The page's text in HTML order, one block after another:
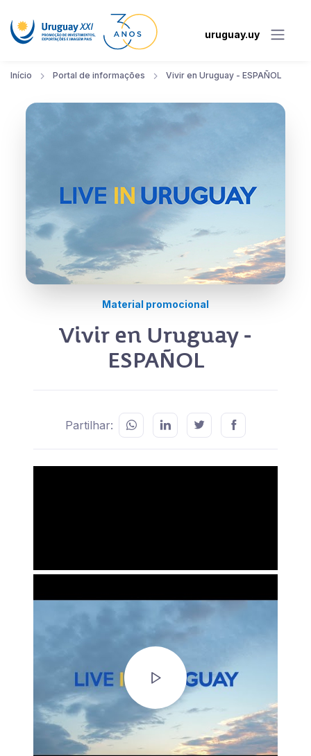
uruguay.uy
Início Portal de informações Vivir en Uruguay - ESPAÑOL
Material promocional
Vivir en Uruguay -
ESPAÑOL
Partilhar: